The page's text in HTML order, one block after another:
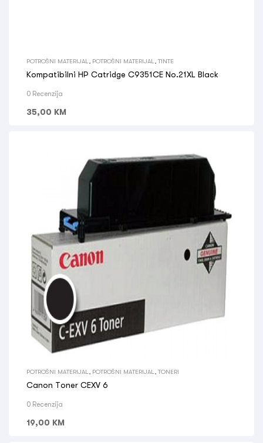
POTROŠNI MATERIJAL POTROŠNI MATERIJAL TINTE
Kompatibilni HP Catridge C9351CE No.21XL Black
0 Recenzija
35,00 KM
POTROŠNI MATERIJAL POTROŠNI MATERIJAL TONERI
Canon Toner CEXV 6
0 Recenzija
19,00 KM